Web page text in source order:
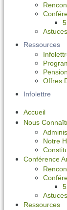
Ressources
Offres
Infolettre
Accueil
Nous
Notre
Conférence
Ressources